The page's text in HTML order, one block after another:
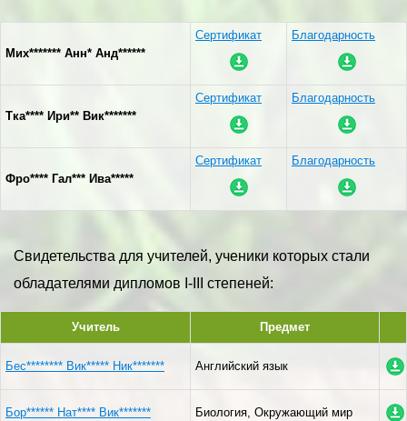
Мих******* Анн* Анд******
Сертификат Благодарность
Тка**** Ири** Вик*******
Сертификат Благодарность
Фро**** Гал*** Ива*****
Сертификат Благодарность
Свидетельства для учителей, ученики которых стали
обладателями дипломов I-III степеней:
Учитель Предмет
Бес******** Вик***** Ник******* Английский язык
Бор****** Нат**** Вик******* Биология, Окружающий мир